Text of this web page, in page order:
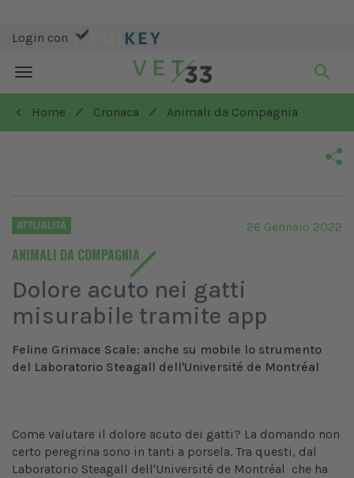
Login con
Toggle
navigation
< Home
/ Cronaca / Animali da Compagnia
ATTUALITÀ
ANIMALI DA COMPAGNIA
26 Gennaio 2022
Dolore acuto nei gatti
misurabile tramite app
Feline Grimace Scale: anche su mobile lo strumento
del Laboratorio Steagall dell'Université de Montréal
Come valutare il dolore acuto dei gatti? La domando non
certo peregrina sono in tanti a porsela. Tra questi, dal
Laboratorio Steagall dell'Université de Montréal che ha